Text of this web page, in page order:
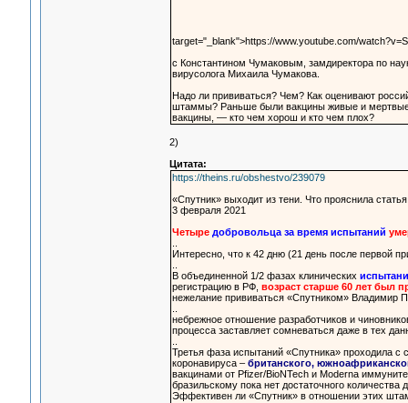
target="_blank">https://www.youtube.com/
с Константином Чумаковым, замдиректора по
вирусолога Михаила Чумакова.
Надо ли прививаться? Чем? Как оценивают
штаммы? Раньше были вакцины живые и
вакцины, — кто чем хорош и кто чем плох?
2)
Цитата:
https://theins.ru/obshestvo/239079
«Спутник» выходит из тени. Что прояснила
3 февраля 2021
Четыре добровольца за время испытаний
Интересно, что к 42 дню (21 день после первой
В объединенной 1/2 фазах клинических
регистрацию в РФ, возраст старше 60 лет был
нежелание прививаться «Спутником» Владимир
небрежное отношение разработчиков и
процесса заставляет сомневаться даже в тех
Третья фаза испытаний «Спутника» проходила
коронавируса – британского,
вакцинами от Pfizer/BioNTech и Moderna
бразильскому пока нет достаточного количества
Эффективен ли «Спутник» в отношении этих